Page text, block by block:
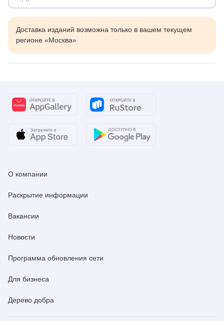
Доставка изданий возможна только в вашем текущем
регионе «Москва»
О компании
Раскрытие информации
Вакансии
Новости
Программа обновления сети
Для бизнеса
Дерево добра